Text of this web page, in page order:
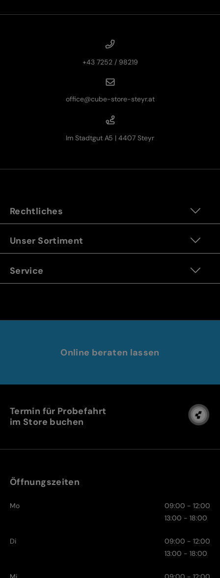
+43 7252 / 98219
office@cube-store-steyr.at
Im Stadtgut A5 | 4407 Steyr
Rechtliches
Unser Sortiment
Service
Online beraten lassen
Termin für Probefahrt
im Store buchen
Öffnungszeiten
Mo
09:00 - 12:00
13:00 - 18:00
Di
09:00 - 12:00
13:00 - 18:00